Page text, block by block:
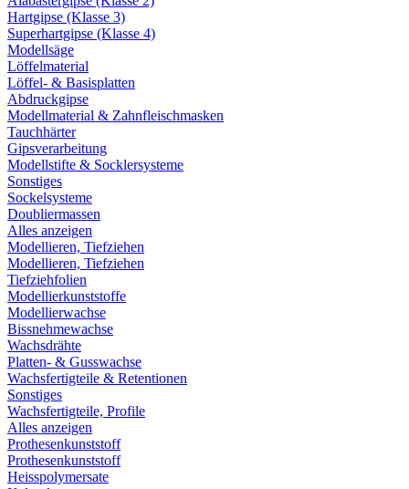
Hartgipse (Klasse 3)
Superhartgipse (Klasse 4)
Modellsäge
Löffelmaterial
Löffel- & Basisplatten
Abdruckgipse
Modellmaterial & Zahnfleischmasken
Tauchhärter
Gipsverarbeitung
Modellstifte & Socklersysteme
Sonstiges
Sockelsysteme
Doubliermassen
Alles anzeigen
Modellieren, Tiefziehen
Modellieren, Tiefziehen
Tiefziehfolien
Modellierkunststoffe
Modellierwachse
Bissnehmewachse
Wachsdrähte
Platten- & Gusswachse
Wachsfertigteile & Retentionen
Sonstiges
Wachsfertigteile, Profile
Alles anzeigen
Prothesenkunststoff
Prothesenkunststoff
Heisspolymersate